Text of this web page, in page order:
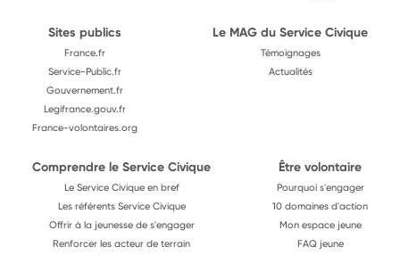
Sites publics
France.fr
Service-Public.fr
Gouvernement.fr
Legifrance.gouv.fr
France-volontaires.org
Le MAG du Service Civique
Témoignages
Actualités
Comprendre le Service Civique
Le Service Civique en bref
Les référents Service Civique
Offrir à la jeunesse de s'engager
Renforcer les acteur de terrain
Être volontaire
Pourquoi s'engager
10 domaines d'action
Mon espace jeune
FAQ jeune